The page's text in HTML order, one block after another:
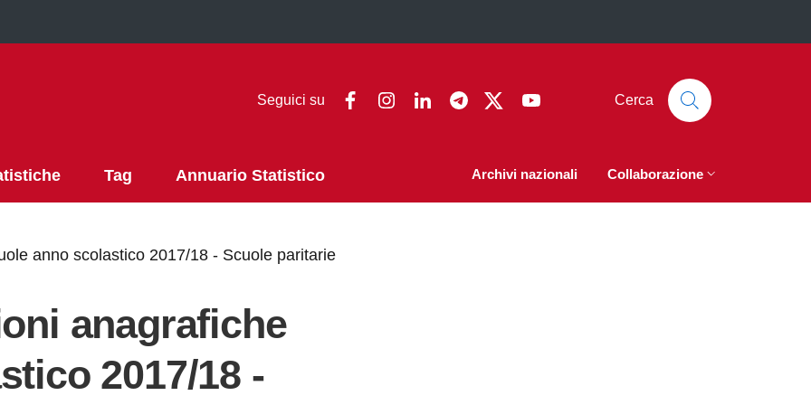
Seguici su FacebookInstagramLinkedinTelegram
Twitter Cerca
Tag Annuario Statistico Archivi nazionali Collaborazione
anno scolastico 2017/18 - Scuole paritarie
anagrafiche
2017/18 -